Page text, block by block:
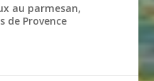
au parmesan,
de Provence